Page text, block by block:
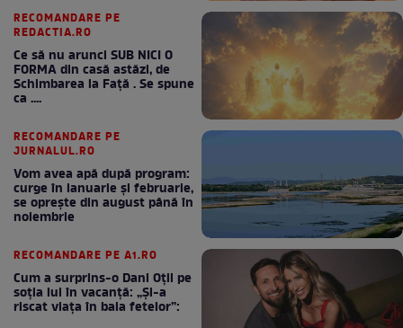
RECOMANDARE PE
REDACTIA.RO
Ce să nu arunci SUB NICI O
FORMA din casă astăzi, de
Schimbarea la Față . Se spune
ca ....
RECOMANDARE PE
JURNALUL.RO
Vom avea apă după program:
curge în ianuarie și februarie,
se oprește din august până în
noiembrie
RECOMANDARE PE A1.RO
Cum a surprins-o Dani Oțil pe
soția lui în vacanță: „Și-a
riscat viața în baia fetelor”: